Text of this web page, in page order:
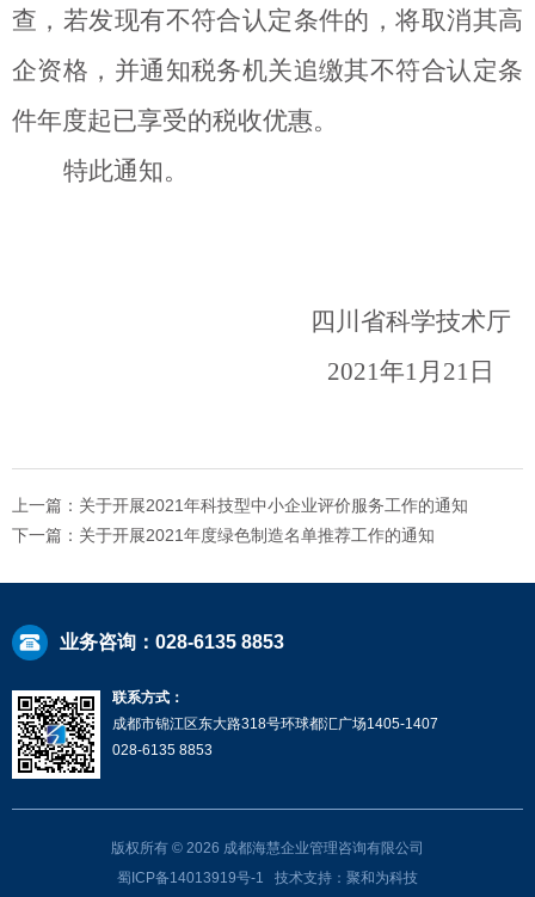
查，若发现有不符合认定条件的，将取消其高
企资格，并通知税务机关追缴其不符合认定条
件年度起已享受的税收优惠。
特此通知。
四川省科学技术厅
2021年1月21日
上一篇：关于开展2021年科技型中小企业评价服务工作的通知
下一篇：关于开展2021年度绿色制造名单推荐工作的通知
业务咨询：028-6135 8853
联系方式：
成都市锦江区东大路318号环球都汇广场1405-1407
028-6135 8853
版权所有 © 2026 成都海慧企业管理咨询有限公司
蜀ICP备14013919号-1
技术支持：聚和为科技